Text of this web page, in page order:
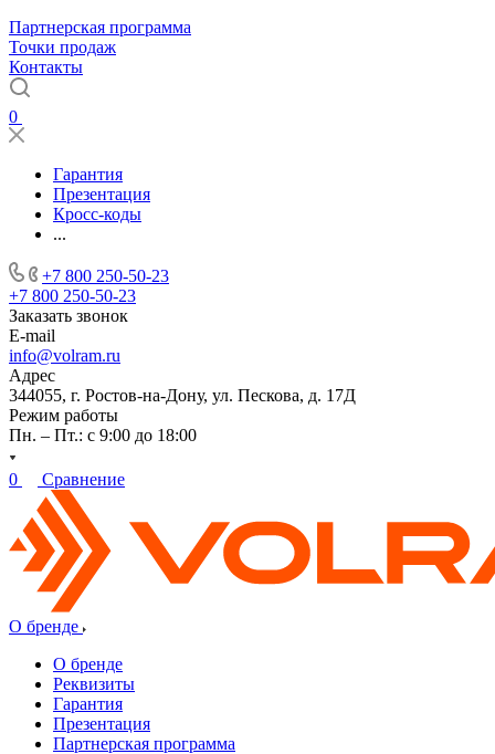
Партнерская программа
Точки продаж
Контакты
0
Гарантия
Презентация
Кросс-коды
...
+7 800 250-50-23
+7 800 250-50-23
Заказать звонок
E-mail
info@volram.ru
Адрес
344055, г. Ростов-на-Дону, ул. Пескова, д. 17Д
Режим работы
Пн. – Пт.: с 9:00 до 18:00
0 Сравнение
О бренде
О бренде
Реквизиты
Гарантия
Презентация
Партнерская программа